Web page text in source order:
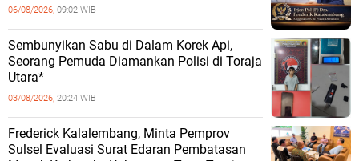
06/08/2026, 09:02 WIB
Sembunyikan Sabu di Dalam Korek Api,
Seorang Pemuda Diamankan Polisi di Toraja
Utara*
03/08/2026, 20:24 WIB
Frederick Kalalembang, Minta Pemprov
Sulsel Evaluasi Surat Edaran Pembatasan